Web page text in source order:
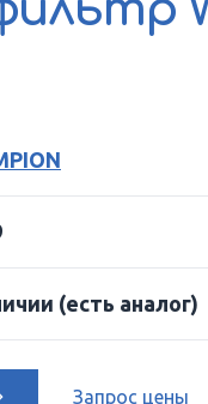
(есть аналог)
Запрос цены